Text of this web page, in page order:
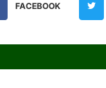
FACEBOOK